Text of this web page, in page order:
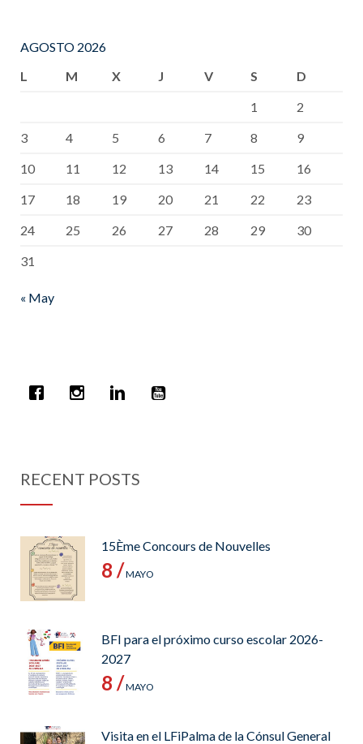
AGOSTO 2026
L
M X J V S
D
1
2
3
4 5 6 7 8
9
10
11 12 13 14 15
16
17
18 19 20 21 22
23
24
25 26 27 28 29
30
31
« May
RECENT POSTS
15Ème Concours de Nouvelles
8 /MAYO
BFI para el próximo curso escolar 2026-
2027
8 /MAYO
Visita en el LFiPalma de la Cónsul General